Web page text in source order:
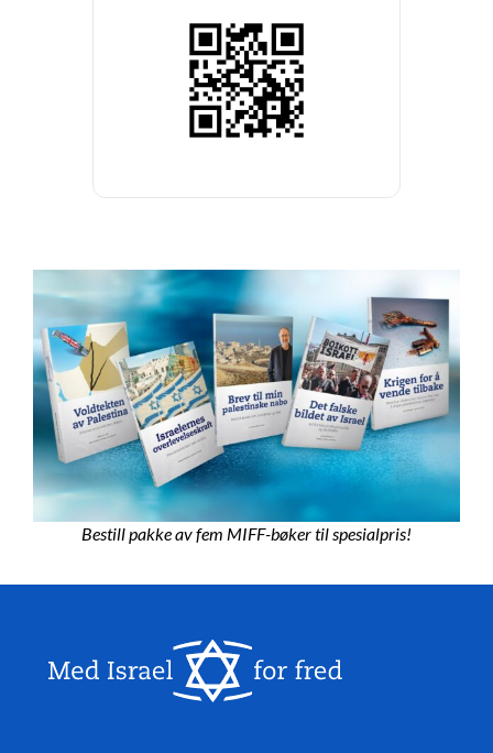
Bestill pakke av fem MIFF-bøker til spesialpris!